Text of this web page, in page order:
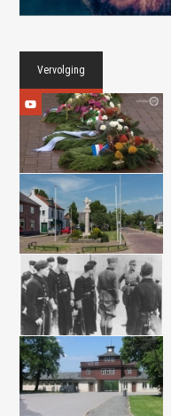
Vervolging